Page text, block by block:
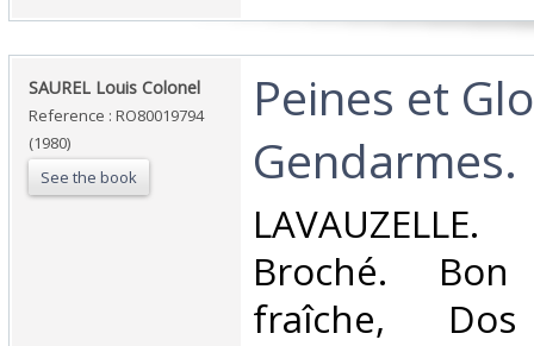
‎SAUREL Louis Colonel‎
Reference : RO80019794
(1980)
See the book
‎Peines et
Gendarmes.‎
Broché.
fraîche, Dos